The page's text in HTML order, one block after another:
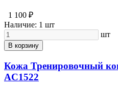
1 100 ₽
Наличие: 1 шт
шт
В корзину
Кожа Тренировочный
AC1522